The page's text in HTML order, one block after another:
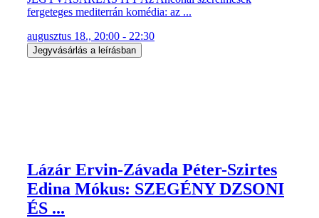
fergeteges mediterrán komédia: az ...
augusztus 18., 20:00 - 22:30
Jegyvásárlás a leírásban
Lázár Ervin-Závada Péter-Szirtes
Edina Mókus: SZEGÉNY DZSONI
ÉS ...